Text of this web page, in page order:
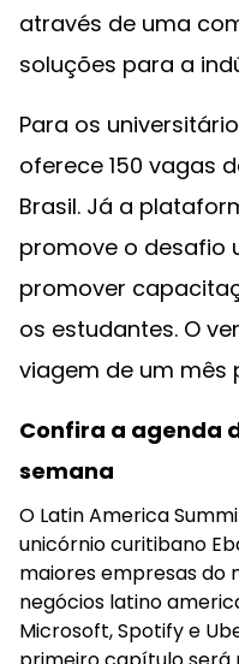
através de uma
soluções para a
Para os
oferece 150 vagas
Brasil. Já a
promove o desafio
promover
os estudantes. O
viagem de um mês
Confira a agenda
semana
O Latin America
unicórnio curitibano
maiores empresas do
negócios latino
Microsoft, Spotify e